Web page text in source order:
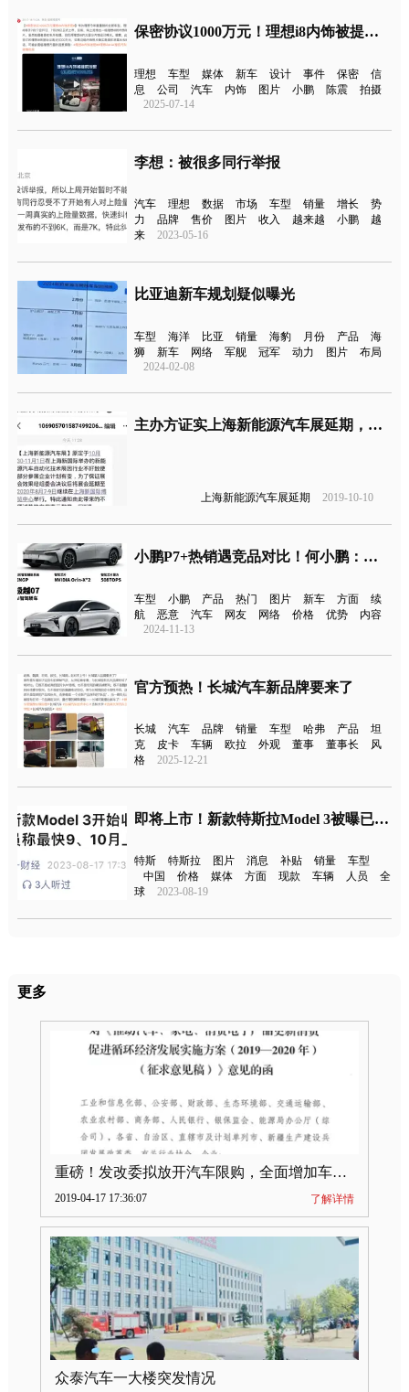
保密协议1000万元！理想i8内饰被提前泄密
理想 车型 媒体 新车 设计 事件 保密
信
息
公司 汽车 内饰 图片 小鹏 陈震
拍摄
2025-07-14
李想：被很多同行举报
汽车 理想 数据 市场 车型 销量 增长
势
力
品牌 售价 图片 收入 越来越 小鹏
越
来
2023-05-16
比亚迪新车规划疑似曝光
车型 海洋 比亚 销量 海豹 月份 产品
海
狮
新车 网络 军舰 冠军 动力 图片
布局
2024-02-08
主办方证实上海新能源汽车展延期，但延期原因并非半数车企倒闭
上海新能源汽车展延期 2019-10-10
小鹏P7+热销遇竞品对比！何小鹏：求放过
车型 小鹏 产品 热门 图片 新车 方面
续
航
恶意 汽车 网友 网络 价格 优势
内容
2024-11-13
官方预热！长城汽车新品牌要来了
长城 汽车 品牌 销量 车型 哈弗 产品
坦
克
皮卡 车辆 欧拉 外观 董事 董事长
风
格
2025-12-21
即将上市！新款特斯拉Model 3被曝已开始收订单
特斯 特斯拉 图片 消息 补贴 销量
车型
中国
价格 媒体 方面 现款 车辆 人员
全
球
2023-08-19
更多
重磅！发改委拟放开汽车限购，全面增加车牌指标
2019-04-17 17:36:07 了解详情
众泰汽车一大楼突发情况